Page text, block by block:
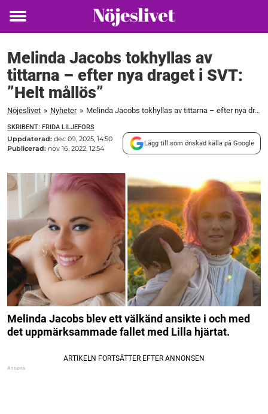
Toggle
Melinda Jacobs tokhyllas av
tittarna – efter nya draget i SVT:
”Helt mållös”
Nöjeslivet » Nyheter » Melinda Jacobs tokhyllas av tittarna – efter nya draget i SVT: "Helt mållös"
SKRIBENT: FRIDA LILJEFORS
Uppdaterad: dec 09, 2025, 14:50
Publicerad: nov 16, 2022, 12:54
Lägg till som önskad källa på Google
Melinda Jacobs blev ett välkänd ansikte i och med
det uppmärksammade fallet med Lilla hjärtat.